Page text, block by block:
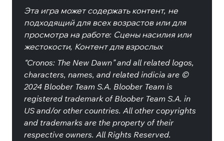
Эта игра может содержать контент, не
подходящий для всех возрастов или для
просмотра на работе: Сцены насилия или
жестокости, Контент для взрослых
“Cronos: The New Dawn” and all related logos,
characters, names, and related indicia are ©
2024 Bloober Team S.A. Bloober Team is
registered trademark of Bloober Team S.A. in
US and/or other countries. All other copyrights
and trademarks are the property of their
respective owners. All Rights Reserved.